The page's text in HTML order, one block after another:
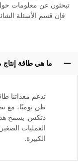
تبحثون عن معلومات حول
فإن قسم الأسئلة
ما هي طاقة
دتكس. يسمح هذا
العمليات
الكبيرة.